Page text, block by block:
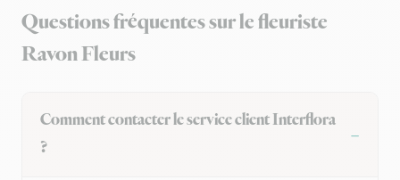
Questions fréquentes sur le fleuriste
Ravon Fleurs
Comment contacter le service client Interflora
?